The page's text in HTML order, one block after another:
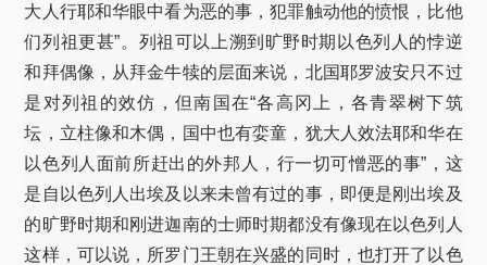
大人行耶和华眼中看为恶的事，犯罪触动他的愤恨，比他
们列祖更甚”。列祖可以上溯到旷野时期以色列人的悖逆
和拜偶像，从拜金牛犊的层面来说，北国耶罗波安只不过
是对列祖的效仿，但南国在“各高冈上，各青翠树下筑
坛，立柱像和木偶，国中也有娈童，犹大人效法耶和华在
以色列人面前所赶出的外邦人，行一切可憎恶的事”，这
是自以色列人出埃及以来未曾有过的事，即便是刚出埃及
的旷野时期和刚进迦南的士师时期都没有像现在以色列人
这样，可以说，所罗门王朝在兴盛的同时，也打开了以色